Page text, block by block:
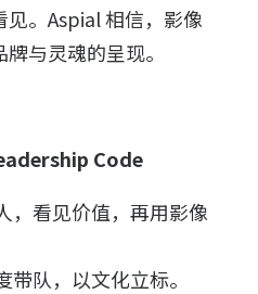
。Aspial 相信，影像
与灵魂的呈现。
Code
，看见价值，再用影像
带队，以文化立标。